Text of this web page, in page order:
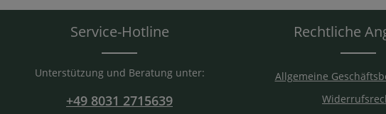
Service-Hotline
Unterstützung und Beratung unter:
+49 8031 2715639
Rechtliche
Allgemeine